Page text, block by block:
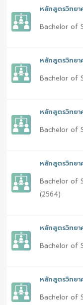
หลักสูตรวิทย
Bachelor of
หลักสูตรวิทย
Bachelor of
หลักสูตรวิทย
Bachelor of
หลักสูตรวิทย
Bachelor of
(2564)
หลักสูตรวิทย
Bachelor of
หลักสูตรวิทย
Bachelor of